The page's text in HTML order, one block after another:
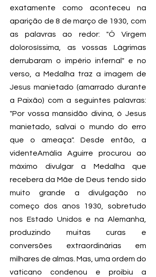
exatamente como aconteceu na
aparição de 8 de março de 1930, com
as palavras ao redor: "Ó Virgem
dolorosíssima, as vossas Lágrimas
derrubaram o império infernal" e no
verso, a Medalha traz a imagem de
Jesus manietado (amarrado durante
a Paixão) com a seguintes palavras:
"Por vossa mansidão divina, ó Jesus
manietado, salvai o mundo do erro
que o ameaça". Desde então, a
videnteAmália Aguirre procurou ao
máximo divulgar a Medalha que
recebera da Mãe de Deus tendo sido
muito grande a divulgação no
começo dos anos 1930, sobretudo
nos Estado Unidos e na Alemanha,
produzindo muitas curas e
conversões extraordinárias em
milhares de almas. Mas, uma ordem do
vaticano condenou e proibiu a